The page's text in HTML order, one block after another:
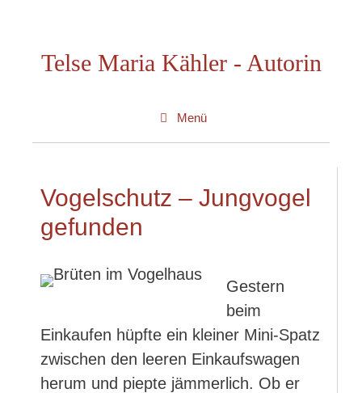
springenTelse Maria Kähler - Autorin
Menü
Vogelschutz – Jungvogel
gefunden
Gestern
beim
Einkaufen hüpfte ein kleiner Mini-Spatz
zwischen den leeren Einkaufswagen
herum und piepte jämmerlich. Ob er